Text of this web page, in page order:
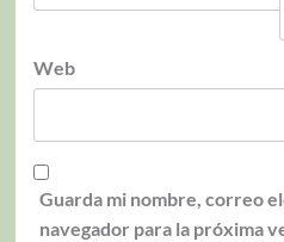
Web
Guarda mi nombre, correo
navegador para la próxima